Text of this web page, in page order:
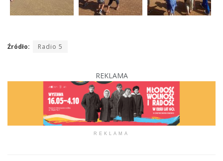
Źródło: Radio 5
REKLAMA
REKLAMA